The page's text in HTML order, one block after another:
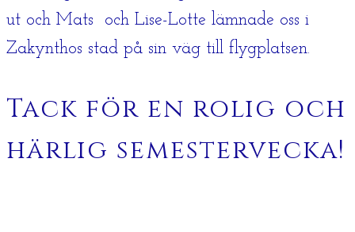
ut och Mats och Lise-Lotte lämnade oss i
Zakynthos stad på sin väg till flygplatsen.
Tack för en rolig och
härlig semestervecka!